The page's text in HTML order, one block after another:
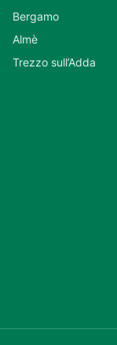
Bergamo
Almè
Trezzo sull’Adda